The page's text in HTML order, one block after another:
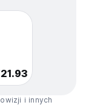
i innych